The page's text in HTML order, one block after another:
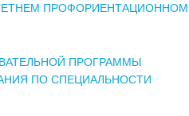
ПРОФОРИЕНТАЦИОННОМ
ПРОГРАММЫ
ПО СПЕЦИАЛЬНОСТИ